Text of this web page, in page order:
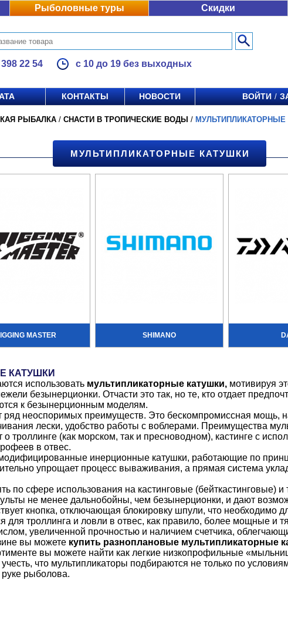
Рыболовные туры Скидки
22 54 с 10 до 19 без выходных
КОНТАКТЫ НОВОСТИ ВОЙТИ /
РЫБАЛКА / СНАСТИ В ТРОПИЧЕСКИЕ ВОДЫ / МУЛЬТИПЛИКАТОРНЫЕ
МУЛЬТИПЛИКАТОРНЫЕ КАТУШКИ
MASTER SHIMANO
КАТУШКИ
использовать мультипликаторные катушки,мотивируя
безынерционки. Отчасти это так, но те, кто отдает
к безынерционным моделям.
ряд неоспоримых преимуществ. Это бескомпромиссная мощь,
лески, удобство работы с воблерами. Преимущества
троллинге (как морском, так и пресноводном), кастинге с
в отвес.
инерционные катушки, работающие по
упрощает процесс вываживания, а прямая система
по сфере использования на кастинговые (бейткастинговые)
не менее дальнобойны, чем безынерционки, и дают
кнопка, отключающая блокировку шпули, что необходимо
для троллинга и ловли в отвес, как правило, более мощные и
увеличенной прочностью и наличием счетчика,
вы можете купить разноплановые мультипликаторные
вы можете найти как легкие низкопрофильные
что мультипликаторы подбираются не только по
рыболова.